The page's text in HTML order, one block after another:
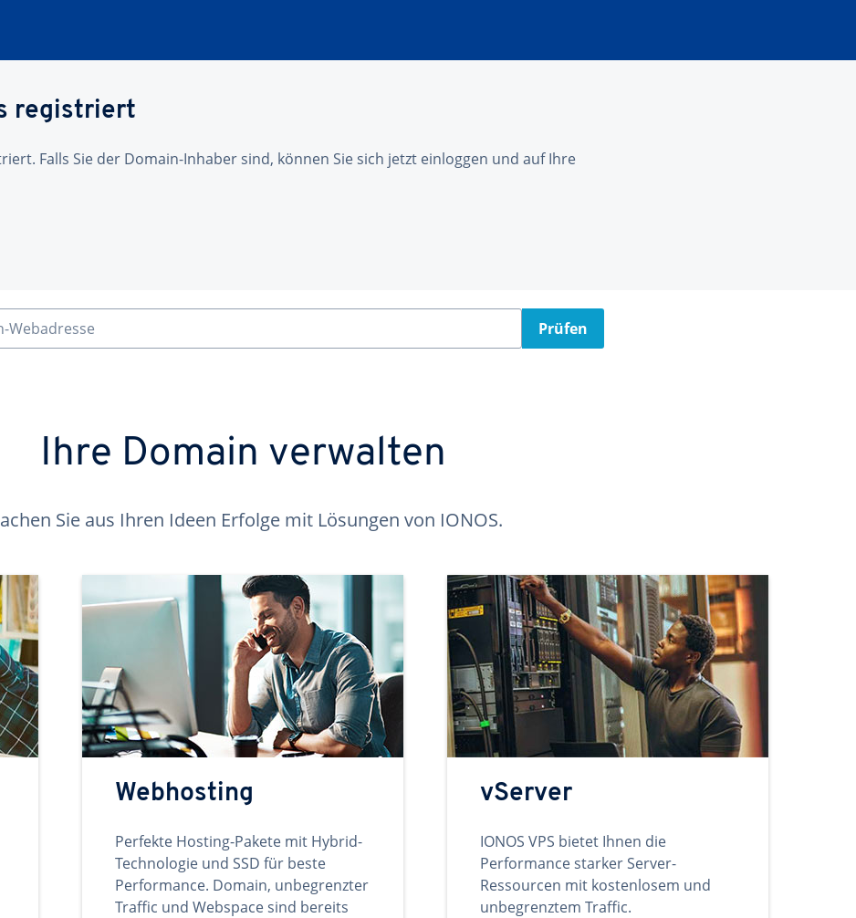
registriert
Falls Sie der Domain-Inhaber sind, können Sie sich jetzt einloggen und auf Ihre
Webadresse Prüfen
Ihre Domain verwalten
Sie aus Ihren Ideen Erfolge mit Lösungen von IONOS.
Webhosting
Perfekte Hosting-Pakete mit Hybrid-
Technologie und SSD für beste
Performance. Domain, unbegrenzter
Traffic und Webspace sind bereits
vServer
IONOS VPS bietet Ihnen die
Performance starker Server-
Ressourcen mit kostenlosem und
unbegrenztem Traffic.